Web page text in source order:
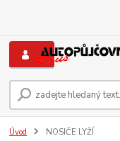
Úvod NOSIČE LYŽÍ